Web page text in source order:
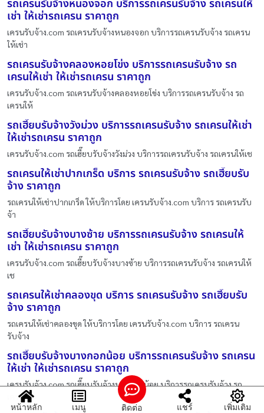
รถเครนรับจ้างหนองจอก บริการรถเครนรับจ้าง รถเครนให้
เช่า ให้เช่ารถเครน ราคาถูก
เครนรับจ้าง.com รถเครนรับจ้างหนองจอก บริการรถเครนรับจ้าง รถเครน
ให้เช่า
รถเครนรับจ้างคลองหอยโข่ง บริการรถเครนรับจ้าง รถ
เครนให้เช่า ให้เช่ารถเครน ราคาถูก
เครนรับจ้าง.com รถเครนรับจ้างคลองหอยโข่ง บริการรถเครนรับจ้าง รถ
เครนให้
รถเฮี๊ยบรับจ้างวังม่วง บริการรถเครนรับจ้าง รถเครนให้เช่า
ให้เช่ารถเครน ราคาถูก
เครนรับจ้าง.com รถเฮี๊ยบรับจ้างวังม่วง บริการรถเครนรับจ้าง รถเครนให้เช
รถเครนให้เช่าปากเกร็ด บริการ รถเครนรับจ้าง รถเฮี๊ยบรับ
จ้าง ราคาถูก
รถเครนให้เช่าปากเกร็ด ให้บริการโดย เครนรับจ้าง.com บริการ รถเครนรับ
จ้า
รถเฮี๊ยบรับจ้างบางซ้าย บริการรถเครนรับจ้าง รถเครนให้
เช่า ให้เช่ารถเครน ราคาถูก
เครนรับจ้าง.com รถเฮี๊ยบรับจ้างบางซ้าย บริการรถเครนรับจ้าง รถเครนให้
เช
รถเครนให้เช่าคลองขุด บริการ รถเครนรับจ้าง รถเฮี๊ยบรับ
จ้าง ราคาถูก
รถเครนให้เช่าคลองขุด ให้บริการโดย เครนรับจ้าง.com บริการ รถเครน
รับจ้าง
รถเฮี๊ยบรับจ้างบางกอกน้อย บริการรถเครนรับจ้าง รถเครน
ให้เช่า ให้เช่ารถเครน ราคาถูก
เครนรับจ้าง.com รถเฮี๊ยบรับจ้างบางกอกน้อย บริการรถเครนรับจ้าง รถ
เครนให
หน้าหลัก เมนู ติดต่อ แชร์ เพิ่มเติม